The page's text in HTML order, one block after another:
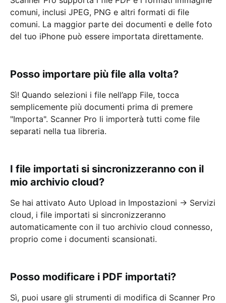
comuni, inclusi JPEG, PNG e altri formati di file
comuni. La maggior parte dei documenti e delle foto
del tuo iPhone può essere importata direttamente.
Posso importare più file alla volta?
Sì! Quando selezioni i file nell’app File, tocca
semplicemente più documenti prima di premere
"Importa". Scanner Pro li importerà tutti come file
separati nella tua libreria.
I file importati si sincronizzeranno con il
mio archivio cloud?
Se hai attivato Auto Upload in Impostazioni → Servizi
cloud, i file importati si sincronizzeranno
automaticamente con il tuo archivio cloud connesso,
proprio come i documenti scansionati.
Posso modificare i PDF importati?
Sì, puoi usare gli strumenti di modifica di Scanner Pro